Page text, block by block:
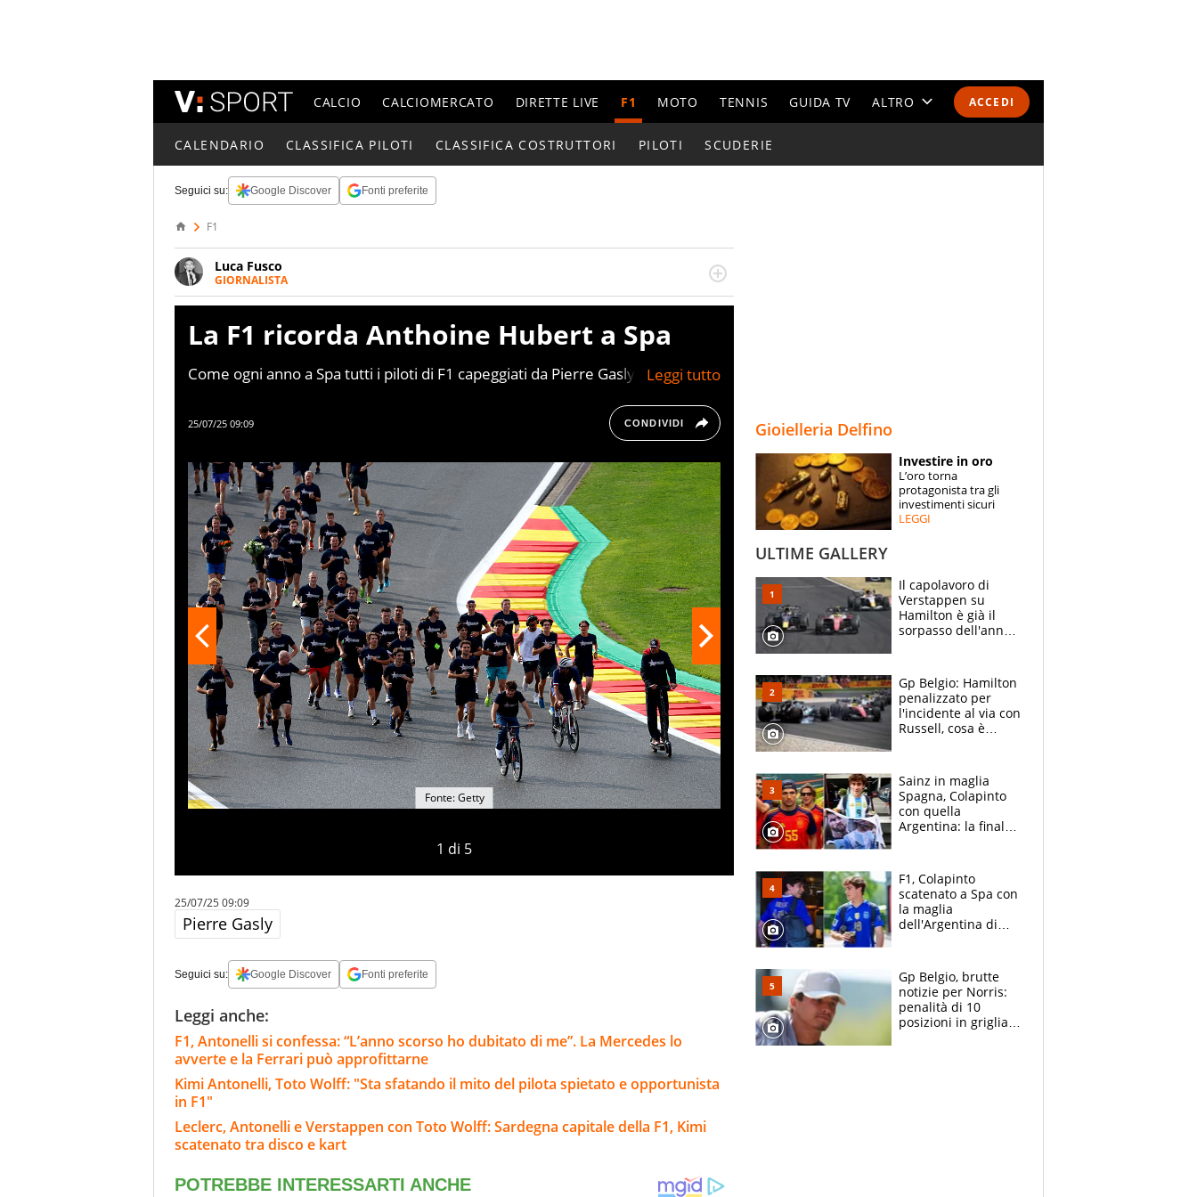
ACCEDI
CALCIO CALCIOMERCATO DIRETTE LIVE F1 MOTO TENNIS GUIDA TV ALTRO
ESPERTI
CONTATTI
CALENDARIO CLASSIFICA PILOTI CLASSIFICA COSTRUTTORI PILOTI SCUDERIE
Seguici su: Google Discover Fonti preferite
F1
Luca Fusco
GIORNALISTA
Giornalista multimediale. Quando si accendono i motori, lui sgasa, impenna, derapa. E
La F1 ricorda Anthoine Hubert a Spa
Come ogni anno a Spa tutti i piloti di F1 capeggiati da Pierre Gasly sono andati
25/07/25 09:09 CONDIVIDI
1 di 5
Fonte: Getty
25/07/25 09:09
Pierre Gasly
Seguici su: Google Discover Fonti preferite
Leggi anche:
F1, Antonelli si confessa: “L’anno scorso ho dubitato di me”. La Mercedes lo
avverte e la Ferrari può approfittarne
Kimi Antonelli, Toto Wolff: "Sta sfatando il mito del pilota spietato e opportunista
in F1"
Leclerc, Antonelli e Verstappen con Toto Wolff: Sardegna capitale della F1, Kimi
scatenato tra disco e kart
Gioielleria Delfino
Investire in oro
L’oro torna
protagonista tra gli
investimenti sicuri
LEGGI
ULTIME GALLERY
Il capolavoro di
Verstappen su
Hamilton è già il
sorpasso dell'anno:
2021
Gp Belgio: Hamilton
penalizzato per
l'incidente al via con
Russell, cosa è
Sainz in maglia
Spagna, Colapinto
con quella
Argentina: la finale
vede l'ora
F1, Colapinto
scatenato a Spa con
la maglia
dell'Argentina di
le parolacce"
Gp Belgio, brutte
notizie per Norris:
penalità di 10
posizioni in griglia,